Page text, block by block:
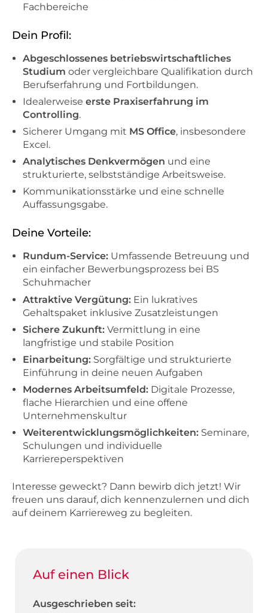
Fachbereiche
Dein Profil:
Abgeschlossenes betriebswirtschaftliches
Studium oder vergleichbare Qualifikation durch
Berufserfahrung und Fortbildungen.
Idealerweise erste Praxiserfahrung im
Controlling.
Sicherer Umgang mit MS Office, insbesondere
Excel.
Analytisches Denkvermögen und eine
strukturierte, selbstständige Arbeitsweise.
Kommunikationsstärke und eine schnelle
Auffassungsgabe.
Deine Vorteile:
Rundum-Service: Umfassende Betreuung und
ein einfacher Bewerbungsprozess bei BS
Schuhmacher
Attraktive Vergütung: Ein lukratives
Gehaltspaket inklusive Zusatzleistungen
Sichere Zukunft: Vermittlung in eine
langfristige und stabile Position
Einarbeitung: Sorgfältige und strukturierte
Einführung in deine neuen Aufgaben
Modernes Arbeitsumfeld: Digitale Prozesse,
flache Hierarchien und eine offene
Unternehmenskultur
Weiterentwicklungsmöglichkeiten: Seminare,
Schulungen und individuelle
Karriereperspektiven
Interesse geweckt? Dann bewirb dich jetzt! Wir
freuen uns darauf, dich kennenzulernen und dich
auf deinem Karriereweg zu begleiten.
Auf einen Blick
Ausgeschrieben seit: